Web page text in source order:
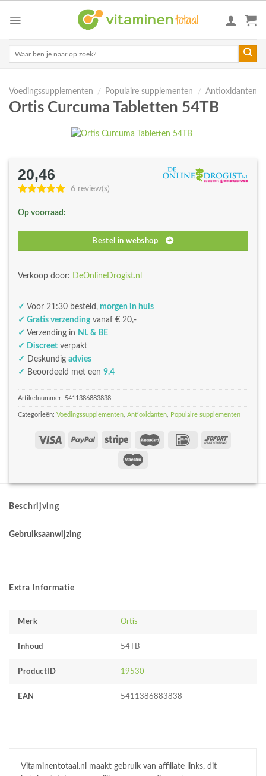
Voedingssupplementen / Populaire supplementen / Antioxidanten
Ortis Curcuma Tabletten 54TB
20,46
6 review(s)
Op voorraad:
Bestel in webshop
Verkoop door: DeOnlineDrogist.nl
✓ Voor 21:30 besteld, morgen in huis
✓ Gratis verzendingvanaf € 20,-
✓ Verzending in NL & BE
✓ Discreet verpakt
✓ Deskundig advies
✓ Beoordeeld met een 9.4
Artikelnummer: 5411386883838
Categorieën: Voedingssupplementen, Antioxidanten, Populaire supplementen
Beschrijving
Gebruiksaanwijzing
Extra Informatie
Merk Ortis
Inhoud 54TB
ProductID 19530
EAN 5411386883838
Vitaminentotaal.nl maakt gebruik van affiliate links, dit